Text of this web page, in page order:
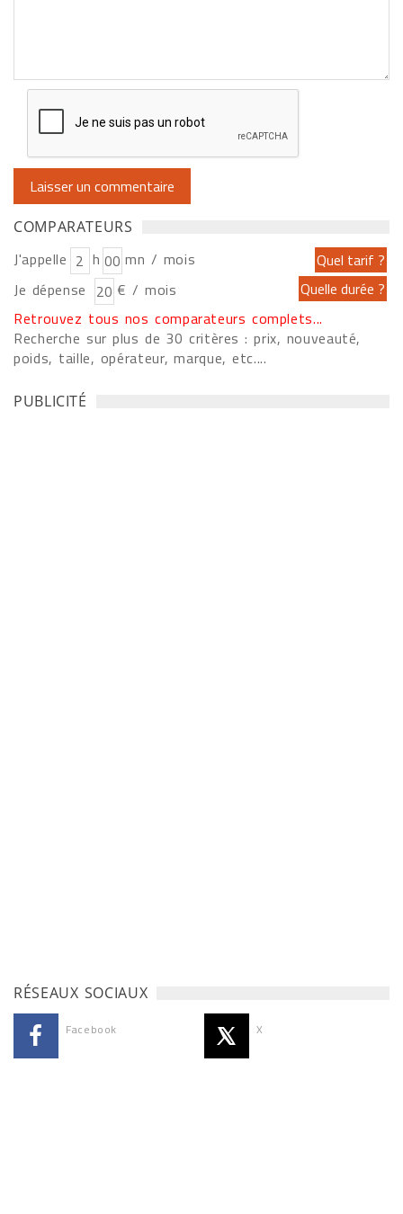
COMPARATEURS
J'appelle h
mn / mois
Je dépense
€ / mois
Retrouvez tous nos comparateurs complets...
Recherche sur plus de 30 critères : prix, nouveauté,
poids, taille, opérateur, marque, etc....
PUBLICITÉ
RÉSEAUX SOCIAUX
Facebook X